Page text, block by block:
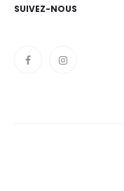
SUIVEZ-NOUS